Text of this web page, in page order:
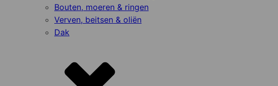
Bouten, moeren & ringen
Verven, beitsen & oliën
Dak